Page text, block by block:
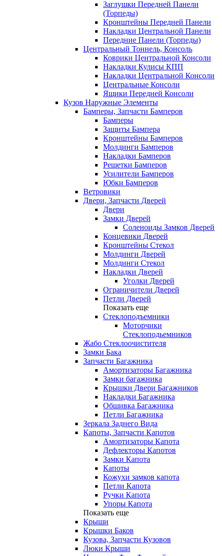
Заглушки Передней Панели
(Торпеды)
Кронштейны Передней Панели
Накладки Центральной Панели
Передние Панели (Торпеды)
Центральный Тоннель, Консоль
Коврики Центральной Консоли
Накладки Кулисы КПП
Накладки Центральной Консоли
Центральные Консоли
Ящики Передней Консоли
Кузов Наружные Элементы
Бамперы, Запчасти Бамперов
Бамперы
Защиты Бампера
Кронштейны Бамперов
Молдинги Бамперов
Накладки Бамперов
Решетки Бамперов
Усилители Бамперов
Юбки Бамперов
Ветровики
Двери, Запчасти Дверей
Двери
Замки Дверей
Соленоиды Замков Дверей
Концевики Дверей
Кронштейны Стекол
Молдинги Дверей
Молдинги Стекол
Накладки Дверей
Уголки Дверей
Ограничители Дверей
Петли Дверей
Показать еще
Стеклоподъемники
Моторчики
Стеклоподьемников
Жабо Стеклоочистителя
Замки Бака
Запчасти Багажника
Амортизаторы Багажника
Замки багажника
Крышки Двери Багажников
Накладки Багажника
Обшивка Багажника
Петли Багажника
Зеркала Заднего Вида
Капоты, Запчасти Капотов
Амортизаторы Капота
Дефлекторы Капотов
Замки Капота
Капоты
Кожухи замков капота
Петли Капота
Ручки Капота
Упоры Капота
Показать еще
Крыши
Крышки Баков
Кузова, Запчасти Кузовов
Люки Крыши